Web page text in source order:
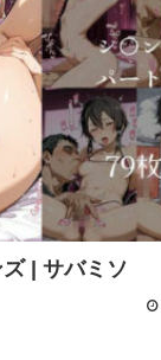
| サバミソ